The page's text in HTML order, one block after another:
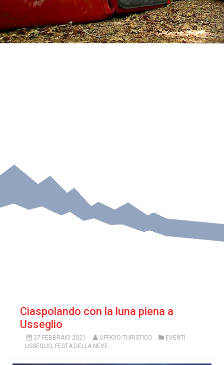
Ciaspolando con la luna piena a
Usseglio
27 FEBBRAIO 2021 UFFICIO-TURISTICO
EVENTI
USSEGLIO, FESTA DELLA NEVE